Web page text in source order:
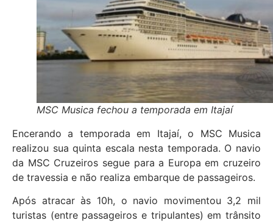
MSC Musica fechou a temporada em Itajaí
Encerando a temporada em Itajaí, o MSC Musica
realizou sua quinta escala nesta temporada. O navio
da MSC Cruzeiros segue para a Europa em cruzeiro
de travessia e não realiza embarque de passageiros.
Após atracar às 10h, o navio movimentou 3,2 mil
turistas (entre passageiros e tripulantes) em trânsito